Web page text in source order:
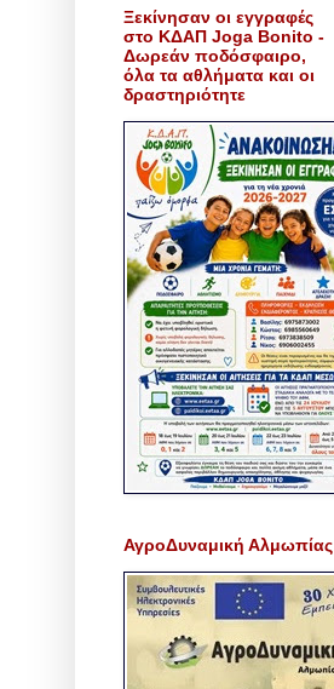
Ξεκίνησαν οι εγγραφές
στο ΚΔΑΠ Joga Bonito -
Δωρεάν ποδόσφαιρο,
όλα τα αθλήματα και οι
δραστηριότητε
ΑγροΔυναμική Αλμωπίας